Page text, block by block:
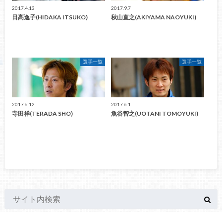
2017.4.13
日高逸子(HIDAKA ITSUKO)
2017.9.7
秋山直之(AKIYAMA NAOYUKI)
選手一覧
2017.6.12
寺田祥(TERADA SHO)
選手一覧
2017.6.1
魚谷智之(UOTANI TOMOYUKI)